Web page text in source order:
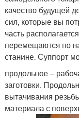
качество будущей
сил, которые вы
часть
перемещаются по
станине. Суппорт
продольное –
заготовки.
вытачивания
материала с